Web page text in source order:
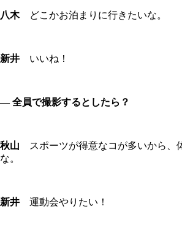
八木どこかお泊まりに行きたいな。
新井 いいね！
― 全員で撮影するとしたら？
秋山 スポーツが得意なコが多いから、
な。
新井 運動会やりたい！